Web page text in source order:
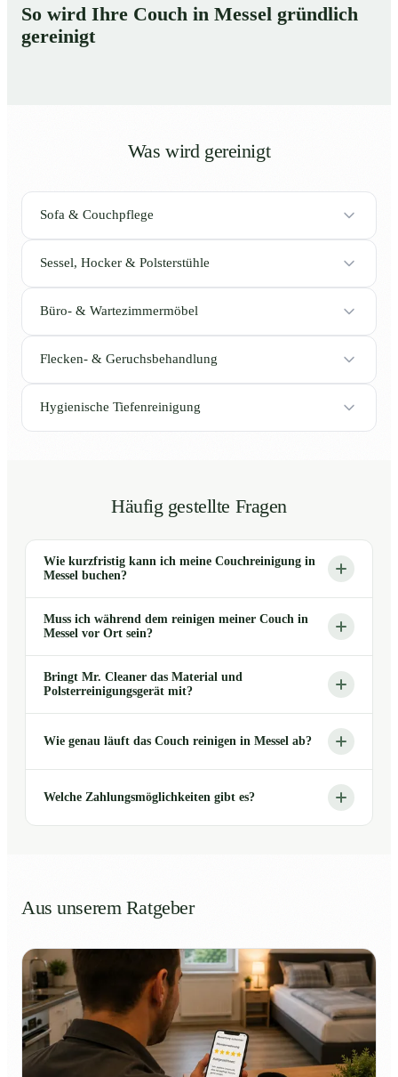
So wird Ihre Couch in Messel gründlich
gereinigt
Was wird gereinigt
Sofa & Couchpflege
Sessel, Hocker & Polsterstühle
Büro- & Wartezimmermöbel
Flecken- & Geruchsbehandlung
Hygienische Tiefenreinigung
Häufig gestellte Fragen
Wie kurzfristig kann ich meine Couchreinigung in
Messel buchen?
Muss ich während dem reinigen meiner Couch in
Messel vor Ort sein?
Bringt Mr. Cleaner das Material und
Polsterreinigungsgerät mit?
Wie genau läuft das Couch reinigen in Messel ab?
Welche Zahlungsmöglichkeiten gibt es?
Aus unserem Ratgeber